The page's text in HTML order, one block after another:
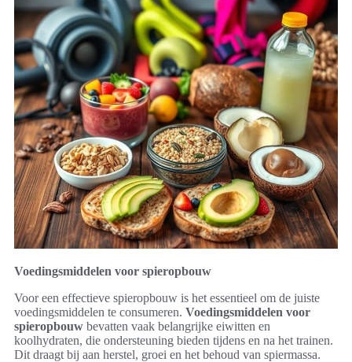
Voedingsmiddelen voor spieropbouw
Voor een effectieve spieropbouw is het essentieel om de juiste
voedingsmiddelen te consumeren. Voedingsmiddelen voor
spieropbouw bevatten vaak belangrijke eiwitten en
koolhydraten, die ondersteuning bieden tijdens en na het trainen.
Dit draagt bij aan herstel, groei en het behoud van spiermassa.